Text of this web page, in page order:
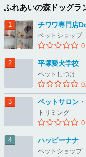
ふれあいの森ドッグラ
チワワ専門店
ペットショップ
平塚愛犬学校
ペットしつけ
ペットサロン
トリミング
ハッピーナナ
ペットショップ